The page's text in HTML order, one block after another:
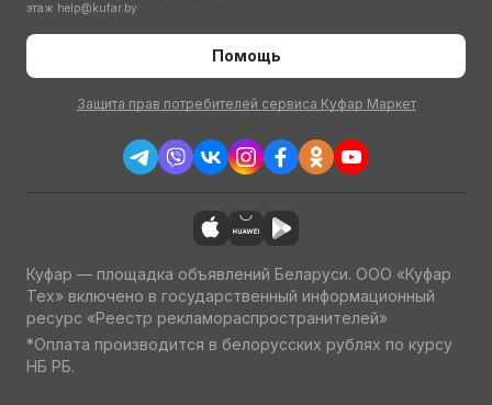
этаж help@kufar.by
Помощь
Защита прав потребителей сервиса Куфар Маркет
Куфар — площадка объявлений Беларуси. ООО «Куфар
Тех» включено в государственный информационный
ресурс «Реестр рекламораспространителей»
*Оплата производится в белорусских рублях по курсу
НБ РБ.